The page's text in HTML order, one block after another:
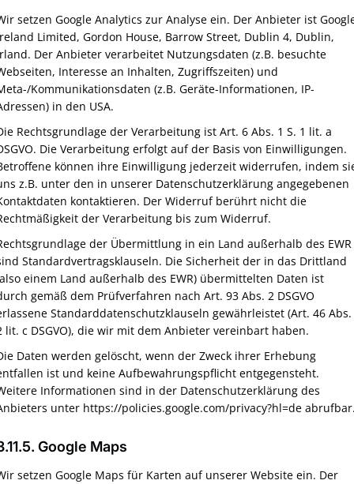
setzen Google Analytics zur Analyse ein. Der Anbieter ist
Limited, Gordon House, Barrow Street, Dublin 4, Dublin,
Der Anbieter verarbeitet Nutzungsdaten (z.B. besuchte
Interesse an Inhalten, Zugriffszeiten) und
Kommunikationsdaten (z.B. Geräte-Informationen, IP-
in den USA.
Rechtsgrundlage der Verarbeitung ist Art. 6 Abs. 1 S. 1 lit. a
Die Verarbeitung erfolgt auf der Basis von Einwilligungen.
können ihre Einwilligung jederzeit widerrufen, indem
z.B. unter den in unserer Datenschutzerklärung angegebenen
kontaktieren. Der Widerruf berührt nicht die
der Verarbeitung bis zum Widerruf.
der Übermittlung in ein Land außerhalb des EWR
Standardvertragsklauseln. Die Sicherheit der in das Drittland
einem Land außerhalb des EWR) übermittelten Daten ist
gemäß dem Prüfverfahren nach Art. 93 Abs. 2 DSGVO
Standarddatenschutzklauseln gewährleistet (Art. 46 Abs.
lit. c DSGVO), die wir mit dem Anbieter vereinbart haben.
Daten werden gelöscht, wenn der Zweck ihrer Erhebung
ist und keine Aufbewahrungspflicht entgegensteht.
Informationen sind in der Datenschutzerklärung des
unter https://policies.google.com/privacy?hl=de
​Google Maps​
setzen Google Maps für Karten auf unserer Website ein. Der